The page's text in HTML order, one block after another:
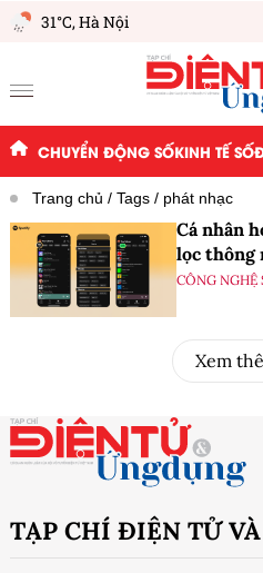
31°C,Hà Nội
CHUYỂN ĐỘNG SỐKINH TẾ SỐ
Trang chủ Tags phát nhạc
Cá nhân
lọc thông
CÔNG NGHỆ
Xem
TẠP CHÍ ĐIỆN TỬ